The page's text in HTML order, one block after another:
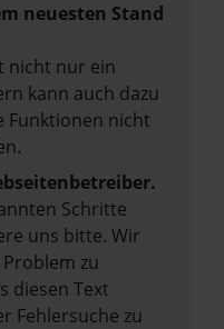
neuesten Stand
nicht nur ein
kann auch dazu
Funktionen nicht
Schritte
uns bitte. Wir
zu
diesen Text
Fehlersuche zu